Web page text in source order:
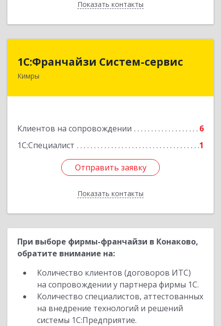
Показать контакты
Назад
1С:Франчайзи Систем-сервис
Кимры
Клиентов на сопровождении
6
1С:Специалист
1
Отправить заявку
Показать контакты
1С:Франчайзи Систем-сервис
Отправить заявку
Назад
При выборе фирмы-франчайзи в Конаково,
обратите внимание на:
Количество клиентов (договоров ИТС)
на сопровождении у партнера фирмы 1С.
Количество специалистов, аттестованных
на внедрение технологий и решений
системы 1С:Предприятие.